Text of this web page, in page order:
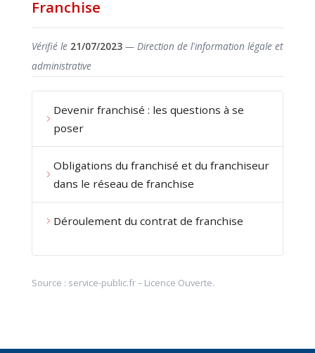
Franchise
Vérifié le 21/07/2023— Direction de l'information légale et
administrative
Devenir franchisé : les questions à se
poser
Obligations du franchisé et du franchiseur
dans le réseau de franchise
Déroulement du contrat de franchise
Source : service-public.fr– Licence Ouverte.